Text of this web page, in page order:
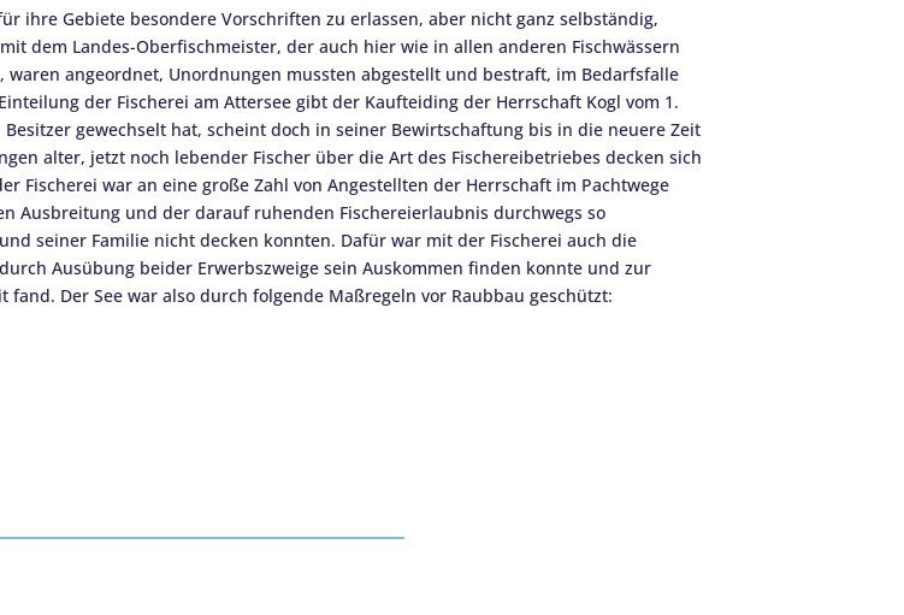
ihre Gebiete besondere Vorschriften zu erlassen, aber nicht ganz selbständig,
dem Landes-Oberfischmeister, der auch hier wie in allen anderen Fischwässern
angeordnet, Unordnungen mussten abgestellt und bestraft, im Bedarfsfalle
der Fischerei am Attersee gibt der Kaufteiding der Herrschaft Kogl vom 1.
gewechselt hat, scheint doch in seiner Bewirtschaftung bis in die neuere Zeit
alter, jetzt noch lebender Fischer über die Art des Fischereibetriebes decken sich
Fischerei war an eine große Zahl von Angestellten der Herrschaft im Pachtwege
Ausbreitung und der darauf ruhenden Fischereierlaubnis durchwegs so
seiner Familie nicht decken konnten. Dafür war mit der Fischerei auch die
Ausübung beider Erwerbszweige sein Auskommen finden konnte und zur
Der See war also durch folgende Maßregeln vor Raubbau geschützt: